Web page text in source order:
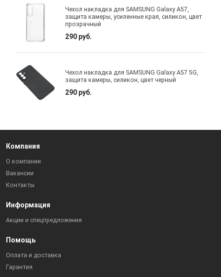
Чехол накладка для SAMSUNG Galaxy A57,
защита камеры, усиленные края, силикон, цвет
прозрачный
290 руб.
Чехол накладка для SAMSUNG Galaxy A57 5G,
защита камеры, силикон, цвет черный
290 руб.
Компания
О компании
Вакансии
Контакты
Информация
Акции и спецпредложения
Помощь
Оплата и доставка
Гарантия